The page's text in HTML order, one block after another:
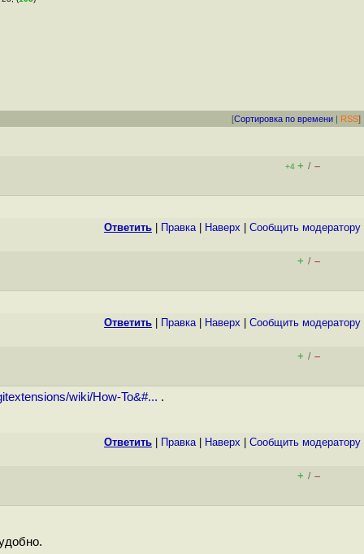
[Сортировка по времени | RSS]
+4 + / –
Ответить Правка| Наверх Cообщить модератору
+ / –
Ответить Правка| Наверх Cообщить модератору
+ / –
wiki/How-To&#... .
Ответить Правка| Наверх Cообщить модератору
+ / –